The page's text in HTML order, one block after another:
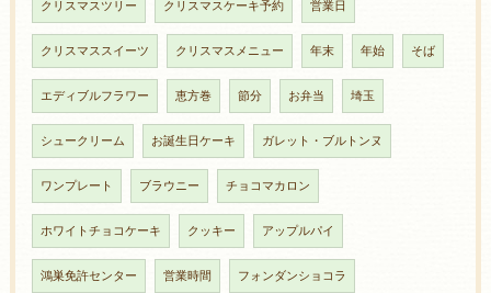
クリスマスツリー クリスマスケーキ予約 営業日
クリスマススイーツ クリスマスメニュー 年末 年始 そば
エディブルフラワー 恵方巻 節分 お弁当 埼玉
シュークリーム お誕生日ケーキ ガレット・ブルトンヌ
ワンプレート ブラウニー チョコマカロン
ホワイトチョコケーキ クッキー アップルパイ
鴻巣免許センター 営業時間 フォンダンショコラ